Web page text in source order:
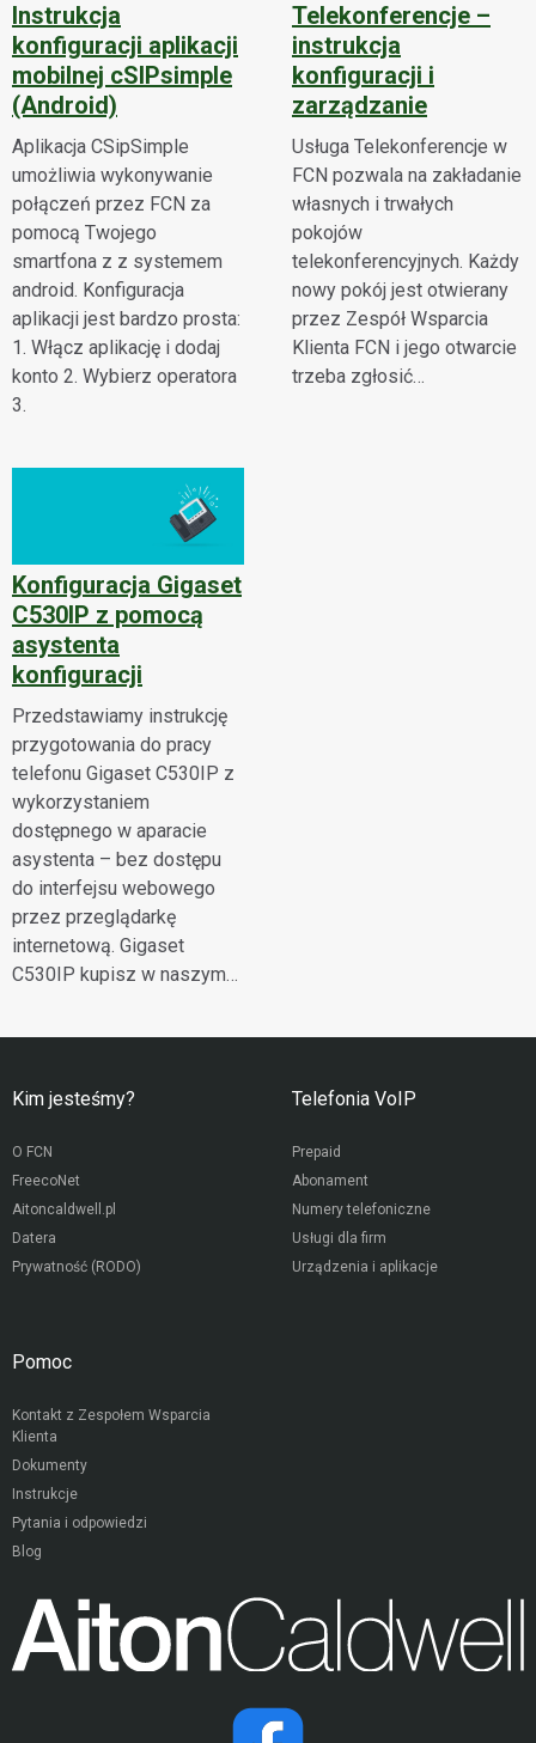
Instrukcja
konfiguracji aplikacji
mobilnej cSIPsimple
(Android)
Aplikacja CSipSimple
umożliwia wykonywanie
połączeń przez FCN za
pomocą Twojego
smartfona z z systemem
android. Konfiguracja
aplikacji jest bardzo prosta:
1. Włącz aplikację i dodaj
konto 2. Wybierz operatora
3.
Telekonferencje –
instrukcja
konfiguracji i
zarządzanie
Usługa Telekonferencje w
FCN pozwala na zakładanie
własnych i trwałych
pokojów
telekonferencyjnych. Każdy
nowy pokój jest otwierany
przez Zespół Wsparcia
Klienta FCN i jego otwarcie
trzeba zgłosić…
Konfiguracja Gigaset
C530IP z pomocą
asystenta
konfiguracji
Przedstawiamy instrukcję
przygotowania do pracy
telefonu Gigaset C530IP z
wykorzystaniem
dostępnego w aparacie
asystenta – bez dostępu
do interfejsu webowego
przez przeglądarkę
internetową. Gigaset
C530IP kupisz w naszym…
Kim jesteśmy?
O FCN
FreecoNet
Aitoncaldwell.pl
Datera
Prywatność (RODO)
Telefonia VoIP
Prepaid
Abonament
Numery telefoniczne
Usługi dla firm
Urządzenia i aplikacje
Pomoc
Kontakt z Zespołem Wsparcia
Klienta
Dokumenty
Instrukcje
Pytania i odpowiedzi
Blog